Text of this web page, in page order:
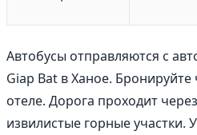
Автобусы отправляются с
Giap Bat в Ханое. Бронируйте
отеле. Дорога проходит
извилистые горные участки.